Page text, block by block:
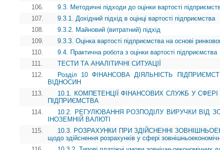
106.
9.3. Методичні підходи до оцінки вартості
107.
9.3.1. Дохідний підхід в оцінці вартості підприємства
108.
9.3.2. Майновий (витратний) підхід
109.
9.3.3. Оцінка вартості підприємства на основі
110.
9.4. Практична робота з оцінки вартості підприємства
111.
ТЕСТИ ТА АНАЛІТИЧНІ СИТУАЦІЇ
112.
Розділ 10 ФІНАНСОВА ДІЯЛЬНІСТЬ
ВІДНОСИН
113.
10.1. КОМПЕТЕНЦІЇ ФІНАНСОВИХ СЛУЖБ У
ПІДПРИЄМСТВА
114.
10.2. РЕГУЛЮВАННЯ РОЗПОДІЛУ ВИРУЧКИ ВІД
ІНОЗЕМНІЙ ВАЛЮТІ
115.
10.3. РОЗРАХУНКИ ПРИ ЗДІЙСНЕННІ
щодо здійснення розрахунків у сфері